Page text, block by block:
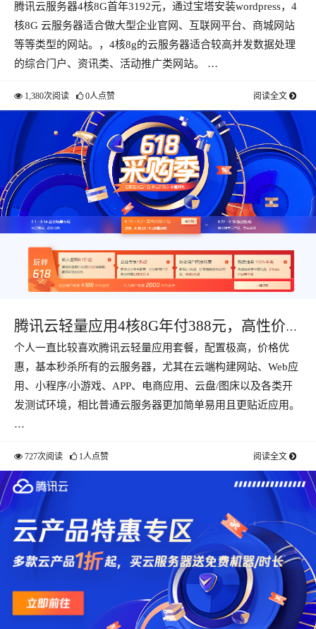
安装wordpress
腾讯云服务器4核8G首年3192元，通过宝塔安装wordpress，4
核8G 云服务器适合做大型企业官网、互联网平台、商城网站
等等类型的网站。，4核8g的云服务器适合较高并发数据处理
的综合门户、资讯类、活动推广类网站。 …
1,380次阅读 0人点赞 阅读全文
腾讯云轻量应用4核8G年付388元，高性价比
企业专属
个人一直比较喜欢腾讯云轻量应用套餐，配置极高，价格优
惠，基本秒杀所有的云服务器，尤其在云端构建网站、Web应
用、小程序/小游戏、APP、电商应用、云盘/图床以及各类开
发测试环境，相比普通云服务器更加简单易用且更贴近应用。
…
727次阅读 1人点赞 阅读全文